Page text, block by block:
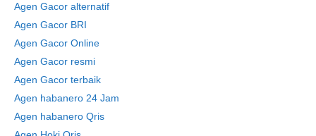
Agen Gacor alternatif
Agen Gacor BRI
Agen Gacor Online
Agen Gacor resmi
Agen Gacor terbaik
Agen habanero 24 Jam
Agen habanero Qris